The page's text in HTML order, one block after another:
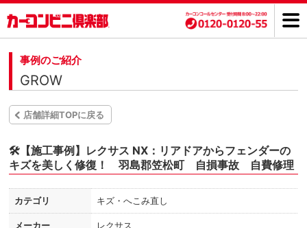
事例のご紹介
GROW
店舗詳細TOPに戻る
🛠️【施工事例】レクサス NX：リアドアからフェンダーの
キズを美しく修復！ 羽島郡笠松町 自損事故 自費修理
カテゴリ キズ・へこみ直し
メーカー レクサス